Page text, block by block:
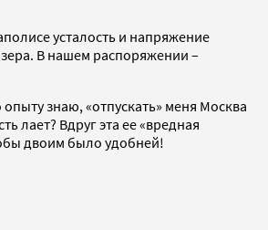
усталость и напряжение
В нашем распоряжении –
знаю, «отпускать» меня Москва
лает? Вдруг эта ее «вредная
двоим было удобней!